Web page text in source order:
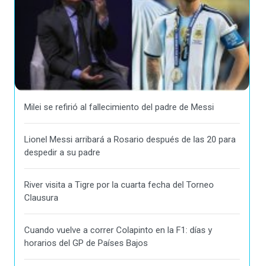
Milei se refirió al fallecimiento del padre de Messi
Lionel Messi arribará a Rosario después de las 20 para
despedir a su padre
River visita a Tigre por la cuarta fecha del Torneo
Clausura
Cuando vuelve a correr Colapinto en la F1: días y
horarios del GP de Países Bajos